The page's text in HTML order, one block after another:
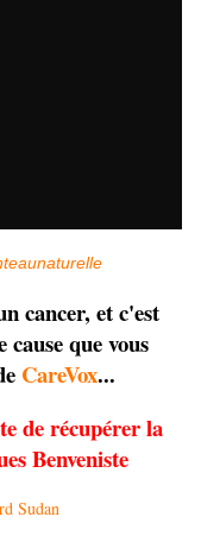
cancer, et c'est
que vous
CareVox...
de récupérer la
Benveniste
Sudan